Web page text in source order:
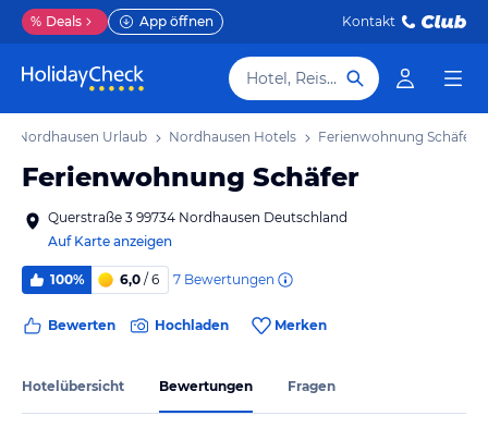
% Deals App öffnen Kontakt
Hotel, Reiseziel
Nordhausen Urlaub Nordhausen Hotels Ferienwohnung Schäfer
Ferienwohnung Schäfer
Querstraße 3 99734 Nordhausen Deutschland
Auf Karte anzeigen
100% 6,0 / 6 7 Bewertungen
Bewerten Hochladen Merken
Hotelübersicht Bewertungen Fragen